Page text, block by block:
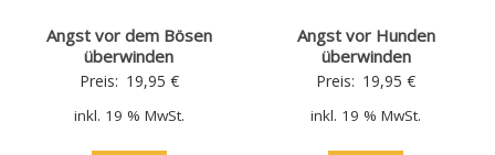
Angst vor dem Bösen
überwinden
Preis: 19,95 €
inkl. 19 % MwSt.
Angst vor Hunden
überwinden
Preis: 19,95€
inkl. 19 % MwSt.